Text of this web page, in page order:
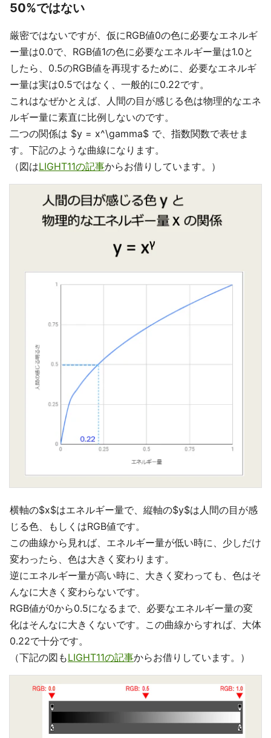
50%ではない
厳密ではないですが、仮にRGB値0の色に必要なエネルギ
ー量は0.0で、RGB値1の色に必要なエネルギー量は1.0と
したら、0.5のRGB値を再現するために、必要なエネルギ
ー量は実は0.5ではなく、一般的に0.22です。
これはなぜかとえば、人間の目が感じる色は物理的なエネ
ルギー量に素直に比例しないのです。
二つの関係は $y = x^\gamma$ で、指数関数で表せま
す。下記のような曲線になります。
（図はLIGHT11の記事からお借りしています。）
横軸の$x$はエネルギー量で、縦軸の$y$は人間の目が感
じる色、もしくはRGB値です。
この曲線から見れば、エネルギー量が低い時に、少しだけ
変わったら、色は大きく変わります。
逆にエネルギー量が高い時に、大きく変わっても、色はそ
んなに大きく変わらないです。
RGB値が0から0.5になるまで、必要なエネルギー量の変
化はそんなに大きくないです。この曲線からすれば、大体
0.22で十分です。
（下記の図もLIGHT11の記事からお借りしています。）